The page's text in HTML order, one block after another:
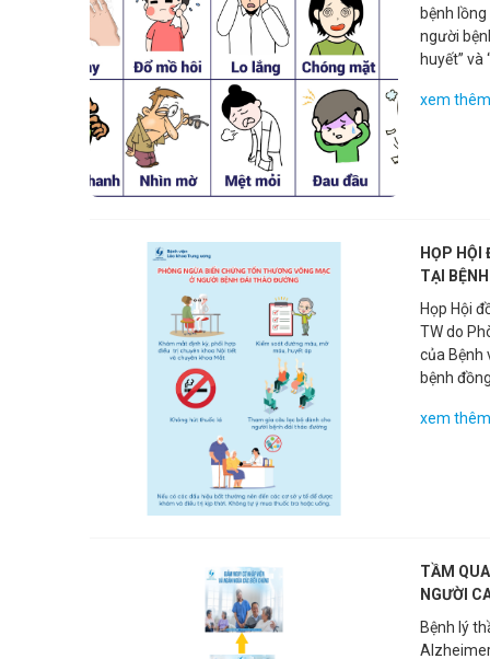
bệnh
người
huyết” và
quy định
xem
HỌP HỘI
TẠI
Họp Hội
TW do
của Bệnh
bệnh
tại Bệnh
xem
TẦM
NGƯỜI
Bệnh lý
Alzheimer,